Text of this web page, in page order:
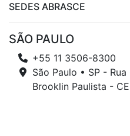
SEDES ABRASCE
SÃO PAULO
+55 11 3506-8300
São Paulo • SP -
Brooklin Paulista -